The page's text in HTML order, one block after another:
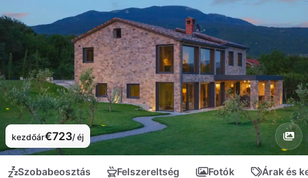
kezdőár€723/ éj
Szobabeosztás Felszereltség Fotók Árak és